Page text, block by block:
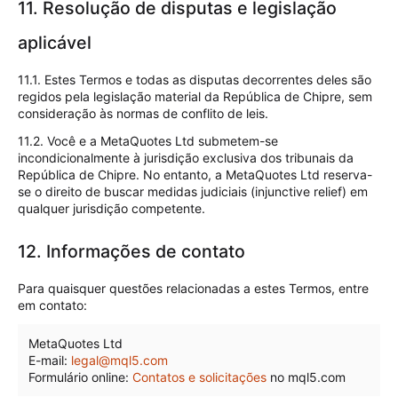
11. Resolução de disputas e legislação
aplicável
11.1. Estes Termos e todas as disputas decorrentes deles são
regidos pela legislação material da República de Chipre, sem
consideração às normas de conflito de leis.
11.2. Você e a MetaQuotes Ltd submetem-se
incondicionalmente à jurisdição exclusiva dos tribunais da
República de Chipre. No entanto, a MetaQuotes Ltd reserva-
se o direito de buscar medidas judiciais (injunctive relief) em
qualquer jurisdição competente.
12. Informações de contato
Para quaisquer questões relacionadas a estes Termos, entre
em contato:
MetaQuotes Ltd
E-mail: legal@mql5.com
Formulário online: Contatos e solicitações no mql5.com